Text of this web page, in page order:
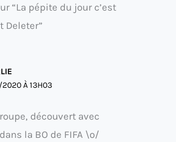
“La pépite du jour c’est
Deleter”
À 13H03
découvert avec
la BO de FIFA \o/